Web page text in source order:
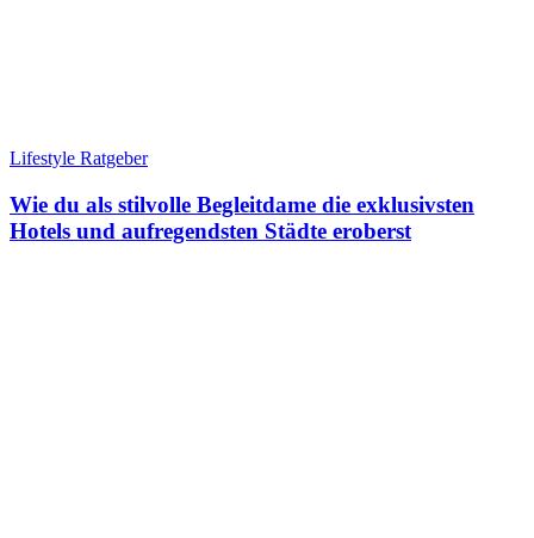
Lifestyle Ratgeber
Wie du als stilvolle Begleitdame die exklusivsten
Hotels und aufregendsten Städte eroberst